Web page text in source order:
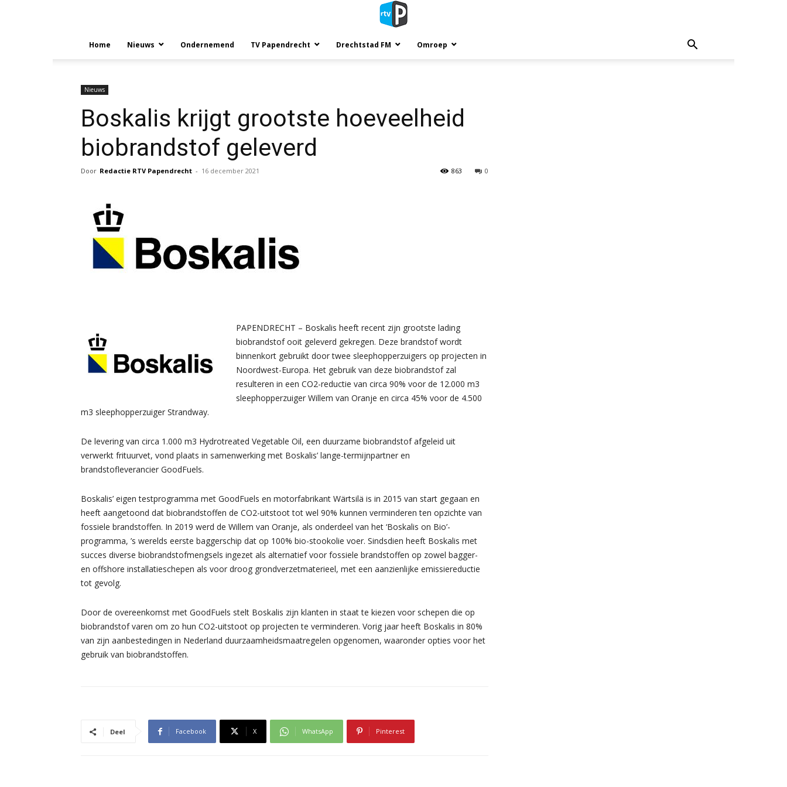
Home Nieuws Ondernemend TV Papendrecht Drechtstad FM Omroep
Nieuws
Boskalis krijgt grootste hoeveelheid
biobrandstof geleverd
Door Redactie RTV Papendrecht - 16 december 2021 0
863
PAPENDRECHT – Boskalis heeft recent zijn grootste lading
biobrandstof ooit geleverd gekregen. Deze brandstof wordt
binnenkort gebruikt door twee sleephopperzuigers op projecten in
Noordwest-Europa. Het gebruik van deze biobrandstof zal
resulteren in een CO2-reductie van circa 90% voor de 12.000 m3
sleephopperzuiger Willem van Oranje en circa 45% voor de 4.500
m3 sleephopperzuiger Strandway.
De levering van circa 1.000 m3 Hydrotreated Vegetable Oil, een duurzame biobrandstof afgeleid uit
verwerkt frituurvet, vond plaats in samenwerking met Boskalis’ lange-termijnpartner en
brandstofleverancier GoodFuels.
Boskalis’ eigen testprogramma met GoodFuels en motorfabrikant Wärtsilä is in 2015 van start gegaan en
heeft aangetoond dat biobrandstoffen de CO2-uitstoot tot wel 90% kunnen verminderen ten opzichte van
fossiele brandstoffen. In 2019 werd de Willem van Oranje, als onderdeel van het ‘Boskalis on Bio’-
programma, ’s werelds eerste baggerschip dat op 100% bio-stookolie voer. Sindsdien heeft Boskalis met
succes diverse biobrandstofmengsels ingezet als alternatief voor fossiele brandstoffen op zowel bagger-
en offshore installatieschepen als voor droog grondverzetmaterieel, met een aanzienlijke emissiereductie
tot gevolg.
Door de overeenkomst met GoodFuels stelt Boskalis zijn klanten in staat te kiezen voor schepen die op
biobrandstof varen om zo hun CO2-uitstoot op projecten te verminderen. Vorig jaar heeft Boskalis in 80%
van zijn aanbestedingen in Nederland duurzaamheidsmaatregelen opgenomen, waaronder opties voor het
gebruik van biobrandstoffen.
Deel Facebook X WhatsApp Pinterest